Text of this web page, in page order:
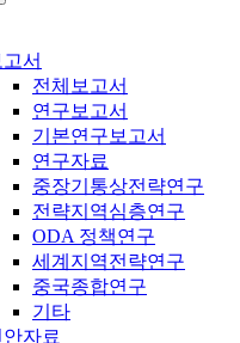
고서
전체보고서
연구보고서
기본연구보고서
연구자료
중장기통상전략연구
전략지역심층연구
ODA 정책연구
세계지역전략연구
중국종합연구
기타
안자료